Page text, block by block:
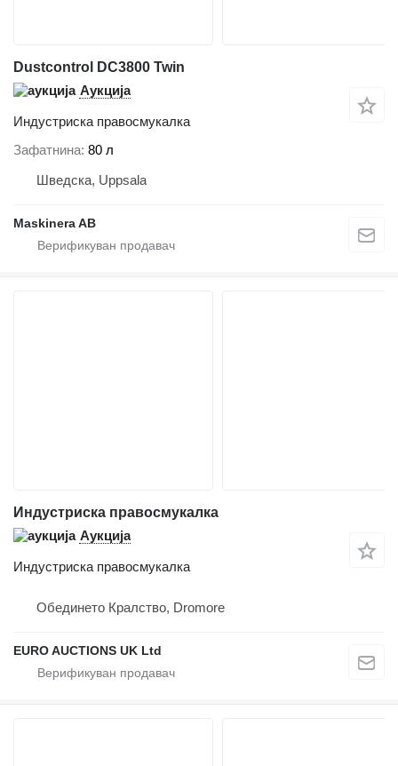
Dustcontrol DC3800 Twin
Аукција
Индустриска правосмукалка
Зафатнина 80 л
Шведска, Uppsala
Maskinera AB
Индустриска правосмукалка
Аукција
Индустриска правосмукалка
Обединето Кралство, Dromore
EURO AUCTIONS UK Ltd